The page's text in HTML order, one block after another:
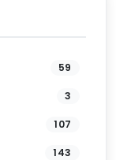
59
3
107
143